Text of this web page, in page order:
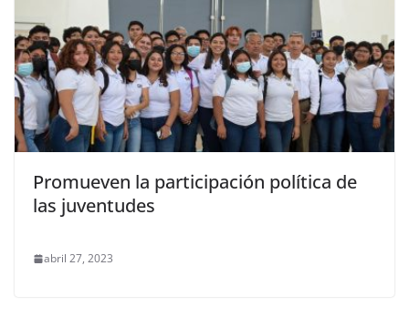
Promueven la participación política de
las juventudes
abril 27, 2023